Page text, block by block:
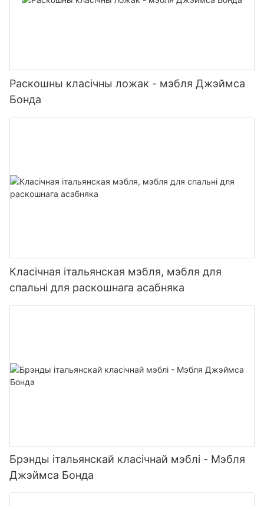
Раскошны класічны ложак - мэбля Джэймса
Бонда
Класічная італьянская мэбля, мэбля для
спальні для раскошнага асабняка
Брэнды італьянскай класічнай мэблі - Мэбля
Джэймса Бонда